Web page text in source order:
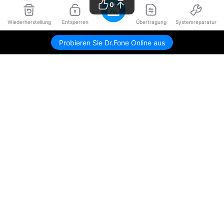
Wiederherstellung Entsperren Übertragung Systemreparatur
Probieren Sie Dr.Fone Online aus
0